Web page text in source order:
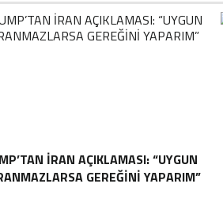
İRAN AÇIKLAMASI: “UYGUN
GEREĞINI YAPARIM”